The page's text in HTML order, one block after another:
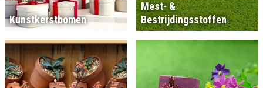
Kunstkerstbomen
Mest- &
Bestrijdingsstoffen